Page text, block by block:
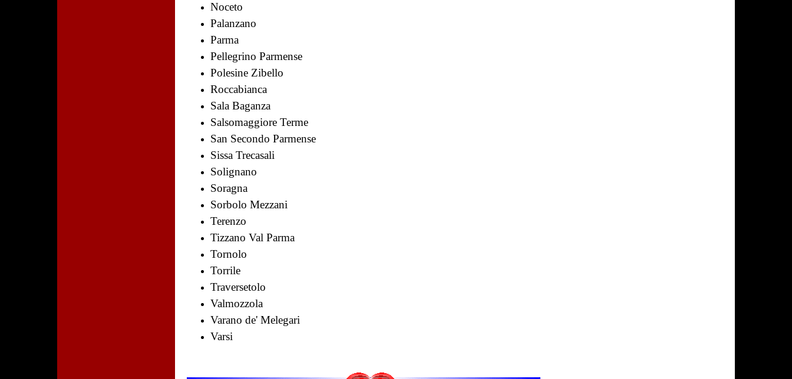
Noceto
Palanzano
Parma
Pellegrino Parmense
Polesine Zibello
Roccabianca
Sala Baganza
Salsomaggiore Terme
San Secondo Parmense
Sissa Trecasali
Solignano
Soragna
Sorbolo Mezzani
Terenzo
Tizzano Val Parma
Tornolo
Torrile
Traversetolo
Valmozzola
Varano de' Melegari
Varsi